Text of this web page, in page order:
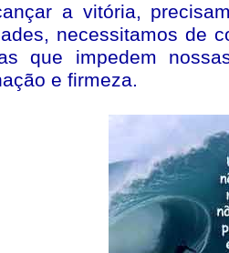
a vitória,
necessitamos de
que impedem
e firmeza.